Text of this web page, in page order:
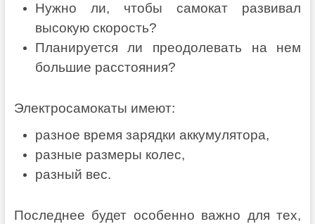
Нужно ли, чтобы самокат развивал
высокую скорость?
Планируется ли преодолевать на нем
большие расстояния?
Электросамокаты имеют:
разное время зарядки аккумулятора,
разные размеры колес,
разный вес.
Последнее будет особенно важно для тех,